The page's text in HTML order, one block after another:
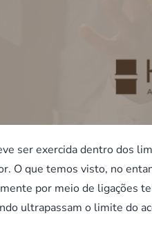
ser exercida dentro dos
O que temos visto, no
por meio de ligações
ultrapassam o limite do